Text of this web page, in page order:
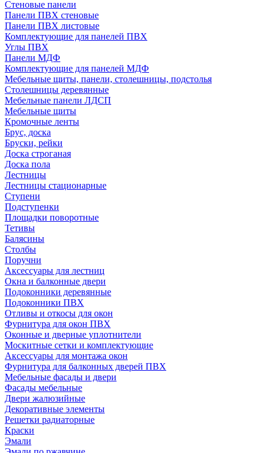
Стеновые панели
Панели ПВХ стеновые
Панели ПВХ листовые
Комплектующие для панелей ПВХ
Углы ПВХ
Панели МДФ
Комплектующие для панелей МДФ
Мебельные щиты, панели, столешницы, подстолья
Столешницы деревянные
Мебельные панели ЛДСП
Мебельные щиты
Кромочные ленты
Брус, доска
Бруски, рейки
Доска строганая
Доска пола
Лестницы
Лестницы стационарные
Ступени
Подступенки
Площадки поворотные
Тетивы
Балясины
Столбы
Поручни
Аксессуары для лестниц
Окна и балконные двери
Подоконники деревянные
Подоконники ПВХ
Отливы и откосы для окон
Фурнитура для окон ПВХ
Оконные и дверные уплотнители
Москитные сетки и комплектующие
Аксессуары для монтажа окон
Фурнитура для балконных дверей ПВХ
Мебельные фасады и двери
Фасады мебельные
Двери жалюзийные
Декоративные элементы
Решетки радиаторные
Краски
Эмали